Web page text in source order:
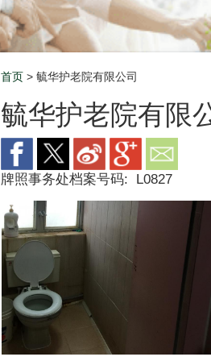
Breadcrumb
首页 > 毓华护老院有限公司
毓华护老院有限
牌照事务处档案号码: L0827